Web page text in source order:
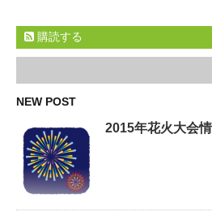
購読する
NEW POST
2015年花火大会